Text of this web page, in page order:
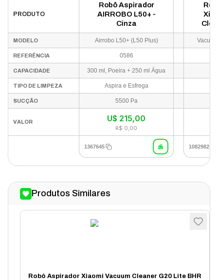
PRODUTO
Robô Aspirador
AIRROBO L50+ -
Cinza
MODELO Airrobo L50+ (L50 Plus)
REFERÊNCIA 0586
CAPACIDADE 300 ml, Poeira + 250 ml Água
TIPO DE LIMPEZA Aspira e Esfrega
SUCÇÃO 5500 Pa
VALOR U$ 215,00
R$ 0,00
1367645 1082982
Produtos Similares
Robô Aspirador Xiaomi Vacuum Cleaner G20 Lite BHR